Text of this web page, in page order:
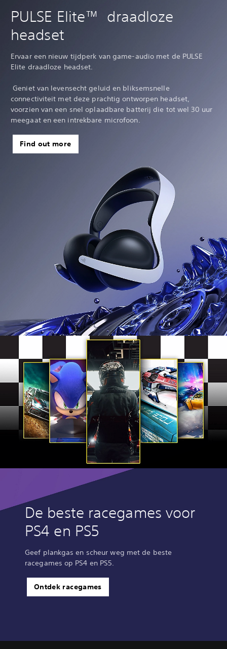
PULSE Elite™ draadloze
headset
Ervaar een nieuw tijdperk van game-audio met de PULSE
‎ Geniet van levensecht geluid en bliksemsnelle
connectiviteit met deze prachtig ontworpen headset,
voorzien van een snel oplaadbare batterij die tot wel 30 uur
meegaat en een intrekbare microfoon.‎
Find out more
De beste racegames voor
PS4 en PS5
Geef plankgas en scheur weg met de beste
racegames op PS4 en PS5.
Ontdek racegames